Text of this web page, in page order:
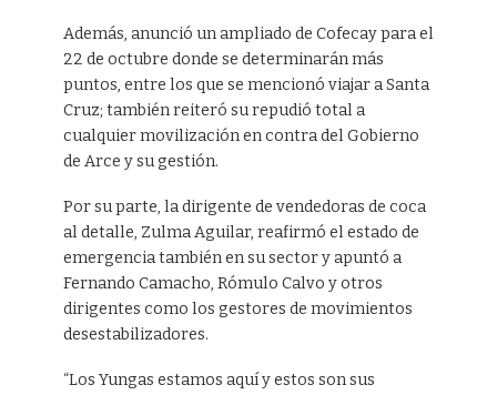
Además, anunció un ampliado de Cofecay para el
22 de octubre donde se determinarán más
puntos, entre los que se mencionó viajar a Santa
Cruz; también reiteró su repudió total a
cualquier movilización en contra del Gobierno
de Arce y su gestión.
Por su parte, la dirigente de vendedoras de coca
al detalle, Zulma Aguilar, reafirmó el estado de
emergencia también en su sector y apuntó a
Fernando Camacho, Rómulo Calvo y otros
dirigentes como los gestores de movimientos
desestabilizadores.
“Los Yungas estamos aquí y estos son sus